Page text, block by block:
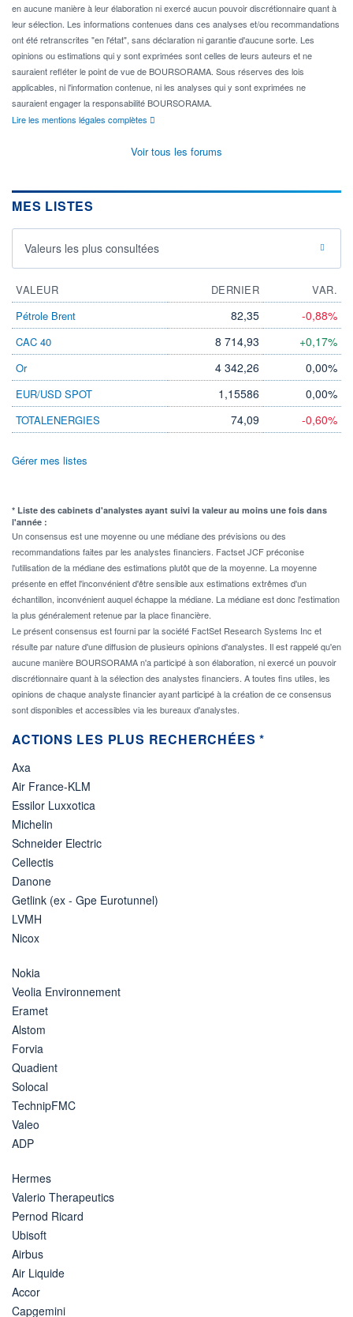
en aucune manière à leur élaboration ni exercé aucun pouvoir discrétionnaire quant à
leur sélection. Les informations contenues dans ces analyses et/ou recommandations
ont été retranscrites "en l'état", sans déclaration ni garantie d'aucune sorte. Les
opinions ou estimations qui y sont exprimées sont celles de leurs auteurs et ne
sauraient refléter le point de vue de BOURSORAMA. Sous réserves des lois
applicables, ni l'information contenue, ni les analyses qui y sont exprimées ne
sauraient engager la responsabilité BOURSORAMA.
Lire les mentions légales complètes
Voir tous les forums
MES LISTES
Valeurs les plus consultées
VALEUR DERNIER
VAR.
Pétrole Brent
82,35 -0,88%
CAC 40 8 714,93 +0,17%
Or 4 342,26 0,00%
EUR/USD SPOT 1,15586 0,00%
TOTALENERGIES 74,09 -0,60%
Gérer mes listes
* Liste des cabinets d'analystes ayant suivi la valeur au moins une fois dans
l'année :
Un consensus est une moyenne ou une médiane des prévisions ou des
recommandations faites par les analystes financiers. Factset JCF préconise
l'utilisation de la médiane des estimations plutôt que de la moyenne. La moyenne
présente en effet l'inconvénient d'être sensible aux estimations extrêmes d'un
échantillon, inconvénient auquel échappe la médiane. La médiane est donc l'estimation
la plus généralement retenue par la place financière.
Le présent consensus est fourni par la société FactSet Research Systems Inc et
résulte par nature d'une diffusion de plusieurs opinions d'analystes. Il est rappelé qu'en
aucune manière BOURSORAMA n'a participé à son élaboration, ni exercé un pouvoir
discrétionnaire quant à la sélection des analystes financiers. A toutes fins utiles, les
opinions de chaque analyste financier ayant participé à la création de ce consensus
sont disponibles et accessibles via les bureaux d'analystes.
ACTIONS LES PLUS RECHERCHÉES *
Axa
Air France-KLM
Essilor Luxxotica
Michelin
Schneider Electric
Cellectis
Danone
Getlink (ex - Gpe Eurotunnel)
LVMH
Nicox
Nokia
Veolia Environnement
Eramet
Alstom
Forvia
Quadient
Solocal
TechnipFMC
Valeo
ADP
Hermes
Valerio Therapeutics
Pernod Ricard
Ubisoft
Airbus
Air Liquide
Accor
Capgemini